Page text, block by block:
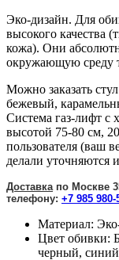
Эко-дизайн. Для
высокого качества
кожа). Они
окружающую среду
Можно заказать
бежевый,
Система газ-лифт с
высотой 75-80 см,
пользователя (ваш
делали уточняются
Доставка по Москве
телефону: +7 985 980-
Материал:
Цвет обивки:
черный, синий